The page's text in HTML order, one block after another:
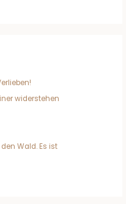
widerstehen
Wald. Es ist